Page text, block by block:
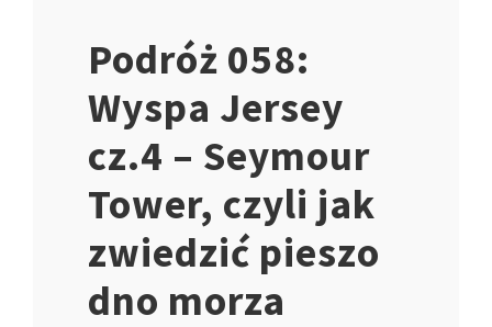
Podróż 058:
Wyspa Jersey
cz.4 – Seymour
Tower, czyli jak
zwiedzić pieszo
dno morza